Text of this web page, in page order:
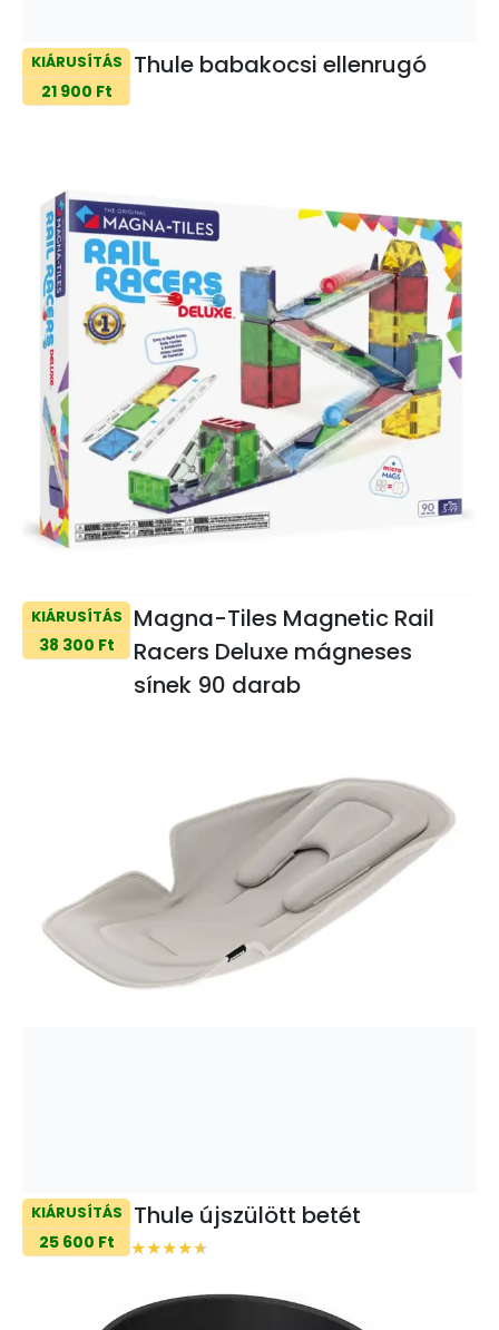
KIÁRUSÍTÁS
21 900 Ft
Thule babakocsi ellenrugó
KIÁRUSÍTÁS
38 300 Ft
Magna-Tiles Magnetic Rail
Racers Deluxe mágneses
sínek 90 darab
KIÁRUSÍTÁS
25 600 Ft
Thule újszülött betét